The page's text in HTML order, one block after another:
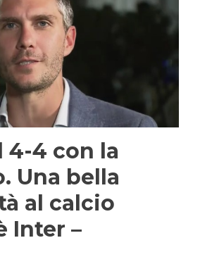
4-4 con la
Una bella
al calcio
Inter –